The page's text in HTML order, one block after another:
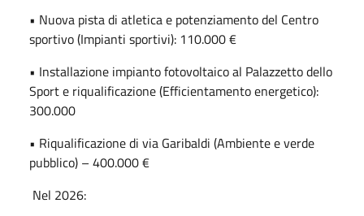
• Nuova pista di atletica e potenziamento del Centro
sportivo (Impianti sportivi): 110.000 €
• Installazione impianto fotovoltaico al Palazzetto dello
Sport e riqualificazione (Efficientamento energetico):
300.000
• Riqualificazione di via Garibaldi (Ambiente e verde
pubblico) – 400.000 €
Nel 2026: